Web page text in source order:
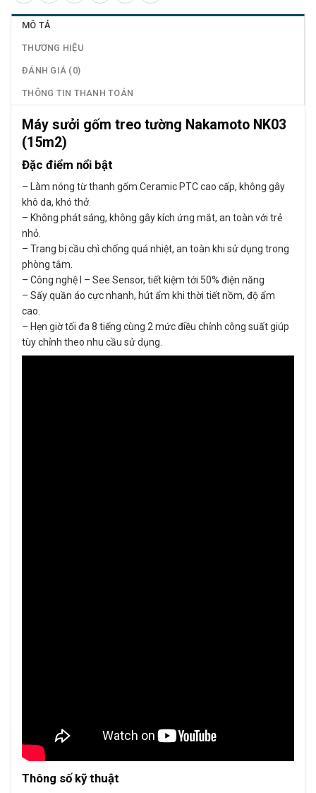
MÔ TẢ
THƯƠNG HIỆU
ĐÁNH GIÁ (0)
THÔNG TIN THANH TOÁN
Máy sưởi gốm treo tường Nakamoto NK03
(15m2)
Đặc điểm nổi bật
– Làm nóng từ thanh gốm Ceramic PTC cao cấp, không gây
khô da, khó thở.
– Không phát sáng, không gây kích ứng mắt, an toàn với trẻ
nhỏ.
– Trang bị cầu chì chống quá nhiệt, an toàn khi sử dụng trong
phòng tắm.
– Công nghệ I – See Sensor, tiết kiệm tới 50% điện năng
– Sấy quần áo cực nhanh, hút ẩm khi thời tiết nồm, độ ẩm
cao.
– Hẹn giờ tối đa 8 tiếng cùng 2 mức điều chỉnh công suất giúp
tùy chỉnh theo nhu cầu sử dụng.
Thông số kỹ thuật